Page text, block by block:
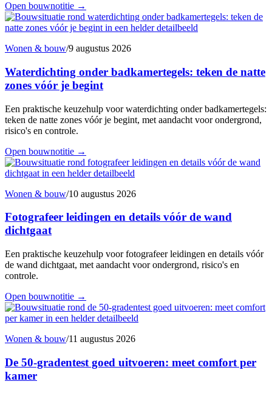
Open bouwnotitie →
Wonen & bouw/9 augustus 2026
Waterdichting onder badkamertegels: teken de natte
zones vóór je begint
Een praktische keuzehulp voor waterdichting onder badkamertegels:
teken de natte zones vóór je begint, met aandacht voor ondergrond,
risico's en controle.
Open bouwnotitie →
Wonen & bouw/10 augustus 2026
Fotografeer leidingen en details vóór de wand
dichtgaat
Een praktische keuzehulp voor fotografeer leidingen en details vóór
de wand dichtgaat, met aandacht voor ondergrond, risico's en
controle.
Open bouwnotitie →
Wonen & bouw/11 augustus 2026
De 50-gradentest goed uitvoeren: meet comfort per
kamer